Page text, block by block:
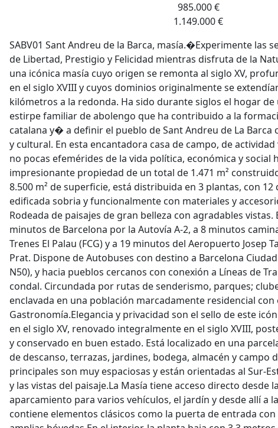
985.000 €
1.149.000 €
SABV01 Sant Andreu de la Barca, masía.�Experimente las
de Libertad, Prestigio y Felicidad mientras disfruta de la
una icónica masía cuyo origen se remonta al siglo XV,
en el siglo XVIII y cuyos dominios originalmente se
kilómetros a la redonda. Ha sido durante siglos el hogar
estirpe familiar de abolengo que ha contribuido a la
catalana y� a definir el pueblo de Sant Andreu de La
y cultural. En esta encantadora casa de campo, de
no pocas efemérides de la vida política, económica y social
impresionante propiedad de un total de 1.471 m²
8.500 m² de superficie, está distribuida en 3 plantas, con
edificada sobria y funcionalmente con materiales y
Rodeada de paisajes de gran belleza con agradables vistas.
minutos de Barcelona por la Autovía A-2, a 8 minutos
Trenes El Palau (FCG) y a 19 minutos del Aeropuerto Josep
Prat. Dispone de Autobuses con destino a Barcelona Ciudad
N50), y hacia pueblos cercanos con conexión a Líneas de
condal. Circundada por rutas de senderismo, parques;
enclavada en una población marcadamente residencial con
Gastronomía.Elegancia y privacidad son el sello de este
en el siglo XV, renovado integralmente en el siglo XVIII,
y conservado en buen estado. Está localizado en una
de descanso, terrazas, jardines, bodega, almacén y campo
principales son muy espaciosas y están orientadas al Sur-
y las vistas del paisaje.La Masía tiene acceso directo desde
aparcamiento para varios vehículos, el jardín y desde allí a
contiene elementos clásicos como la puerta de entrada